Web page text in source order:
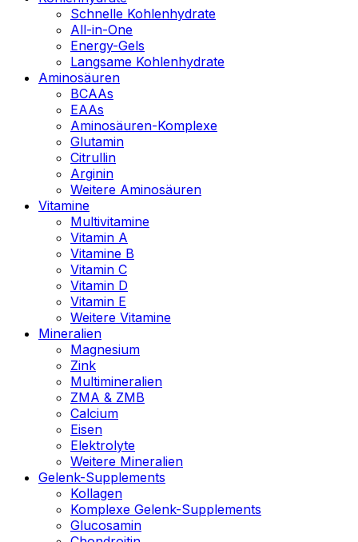
Schnelle Kohlenhydrate
All-in-One
Energy-Gels
Langsame Kohlenhydrate
Aminosäuren
BCAAs
EAAs
Aminosäuren-Komplexe
Glutamin
Citrullin
Arginin
Weitere Aminosäuren
Vitamine
Multivitamine
Vitamin A
Vitamine B
Vitamin C
Vitamin D
Vitamin E
Weitere Vitamine
Mineralien
Magnesium
Zink
Multimineralien
ZMA & ZMB
Calcium
Eisen
Elektrolyte
Weitere Mineralien
Gelenk-Supplements
Kollagen
Komplexe Gelenk-Supplements
Glucosamin